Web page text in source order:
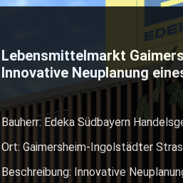
Lebensmittelmarkt
Innovative Neuplanung
Bauherr: Edeka Südbayern
Ort: Gaimersheim-Ingolstädter
Beschreibung: Innovative